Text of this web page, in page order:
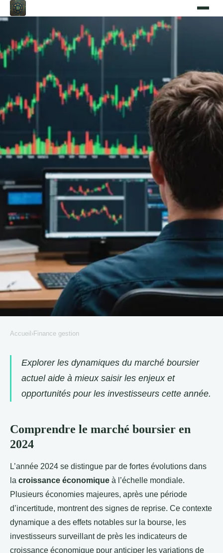
Les meilleures stratégies pour
investir en bourse en 2024
Delphine
Accueil ›Finance gestion
Explorer les dynamiques du marché boursier
actuel aide à mieux saisir les enjeux et
opportunités pour les investisseurs cette année.
Comprendre le marché boursier en
2024
L’année 2024 se distingue par de fortes évolutions dans
la croissance économique à l’échelle mondiale.
Plusieurs économies majeures, après une période
d’incertitude, montrent des signes de reprise. Ce contexte
dynamique a des effets notables sur la bourse, les
investisseurs surveillant de près les indicateurs de
croissance économique pour anticiper les variations de